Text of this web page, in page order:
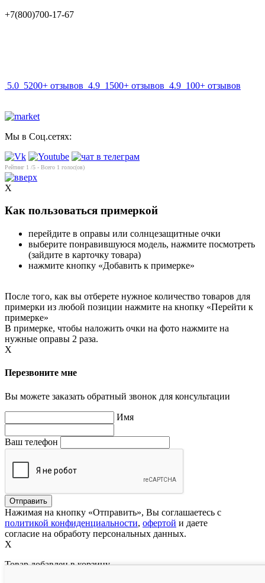
+7(800)700-17-67
5.0 5200+ отзывов 4.9 1500+ отзывов 4.9 100+ отзывов
Мы в Соц.сетях:
Рейтинг 1 /5 - Всего 1 голос(ов)
X
Как пользоваться примеркой
перейдите в оправы или солнцезащитные очки
выберите понравившуюся модель, нажмите посмотреть
(зайдите в карточку товара)
нажмите кнопку «Добавить к примерке»
После того, как вы отберете нужное количество товаров для
примерки из любой позиции нажмите на кнопку «Перейти к
примерке»
В примерке, чтобы наложить очки на фото нажмите на
нужные оправы 2 раза.
X
Перезвоните мне
Вы можете заказать обратный звонок для консультации
Имя
Ваш телефон
Нажимая на кнопку «Отправить», Вы соглашаетесь с
политикой конфиденциальности, офертой и даете
согласие на обработу персональных данных.
X
Товар добавлен в корзину